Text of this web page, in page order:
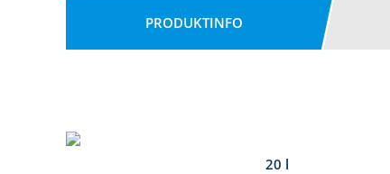
PRODUKTINFO
20 l